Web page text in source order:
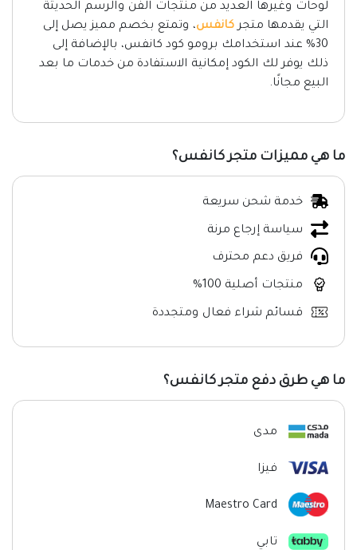
لوحات وغيرها العديد من منتجات الفن والرسم الحديثة
التي يقدمها متجركانفس، وتمتع بخصم مميز يصل إلى
30% عند استخدامك برومو كود كانفس، بالإضافة إلى
ذلك يوفر لك الكود إمكانية الاستفادة من خدمات ما بعد
البيع مجانًا.
ما هي مميزات متجر كانفس؟
خدمة شحن سريعة
سياسة إرجاع مرنة
فريق دعم محترف
منتجات أصلية 100%
قسائم شراء فعال ومتجددة
ما هي طرق دفع متجر كانفس؟
مدى
فيزا
Maestro Card
تابي